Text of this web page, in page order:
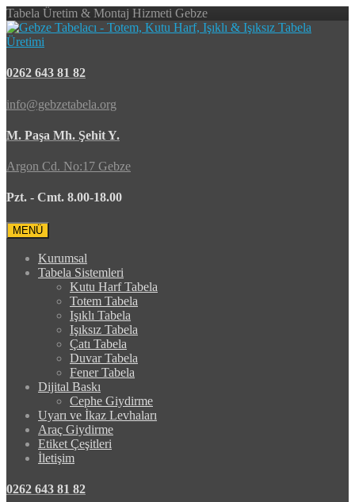
Tabela Üretim & Montaj Hizmeti Gebze
0262 643 81 82
info@gebzetabela.org
M. Paşa Mh. Şehit Y.
Argon Cd. No:17 Gebze
Pzt. - Cmt. 8.00-18.00
MENÜ
Kurumsal
Tabela Sistemleri
Kutu Harf Tabela
Totem Tabela
Işıklı Tabela
Işıksız Tabela
Çatı Tabela
Duvar Tabela
Fener Tabela
Dijital Baskı
Cephe Giydirme
Uyarı ve İkaz Levhaları
Araç Giydirme
Etiket Çeşitleri
İletişim
0262 643 81 82